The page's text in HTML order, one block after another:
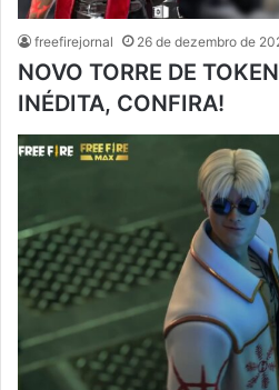
freefirejornal 26 de dezembro de
NOVO TORRE DE
INÉDITA, CONFIRA!